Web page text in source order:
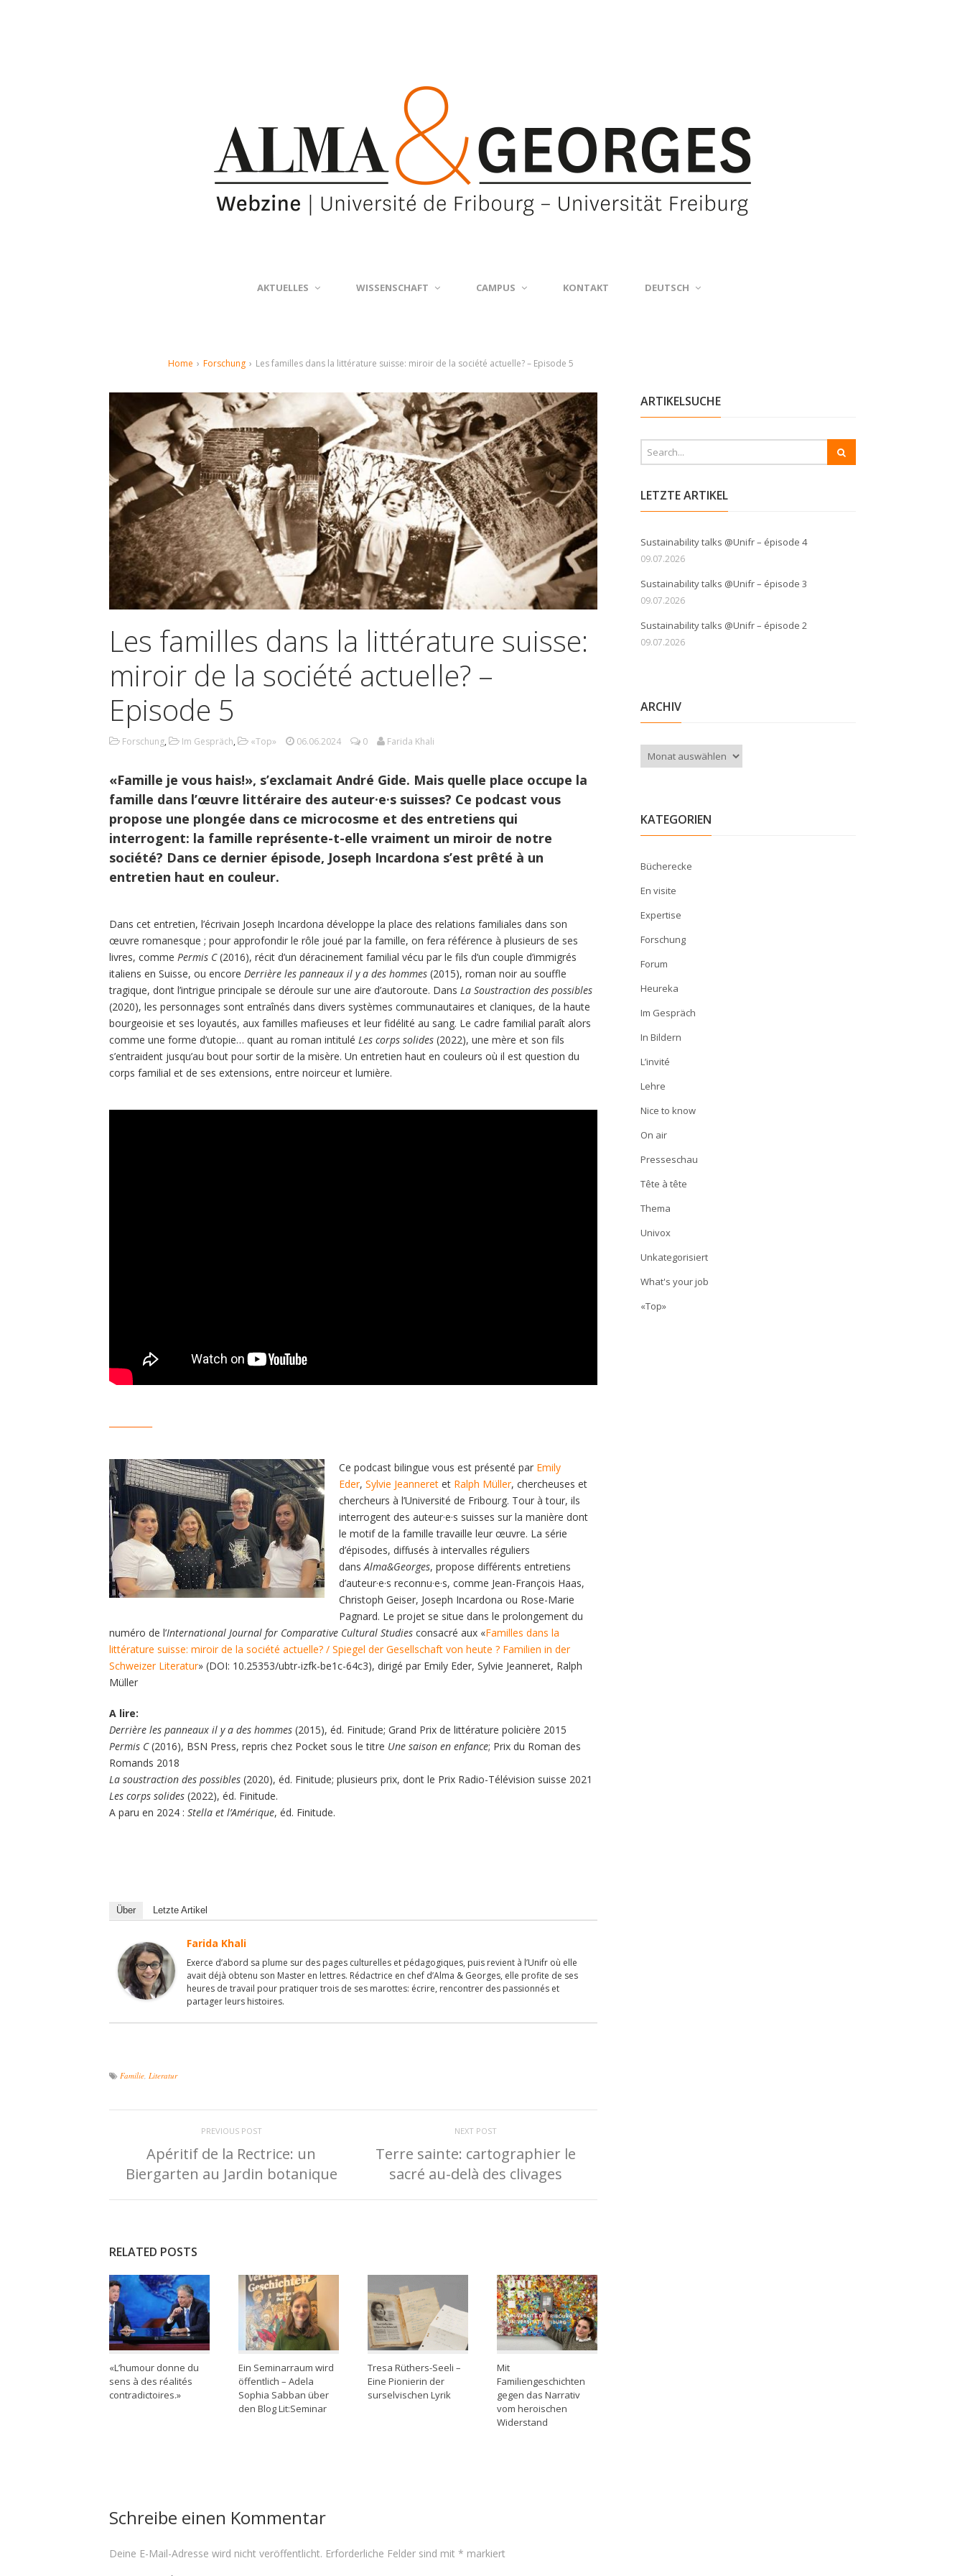
AKTUELLES WISSENSCHAFT CAMPUS KONTAKT DEUTSCH
Home › Forschung › Les familles dans la littérature suisse: miroir de la société actuelle? – Episode 5
Les familles dans la littérature suisse:
miroir de la société actuelle? –
Episode 5
Forschung, Im Gespräch, «Top» 06.06.2024 0 Farida Khali
«Famille je vous hais!», s’exclamait André Gide. Mais quelle place occupe la
famille dans l’œuvre littéraire des auteur·e·s suisses? Ce podcast vous
propose une plongée dans ce microcosme et des entretiens qui
interrogent: la famille représente-t-elle vraiment un miroir de notre
société? Dans ce dernier épisode, Joseph Incardona s’est prêté à un
entretien haut en couleur.
Dans cet entretien, l’écrivain Joseph Incardona développe la place des relations familiales dans son
œuvre romanesque ; pour approfondir le rôle joué par la famille, on fera référence à plusieurs de ses
livres, comme Permis C(2016), récit d’un déracinement familial vécu par le fils d’un couple d’immigrés
italiens en Suisse, ou encore Derrière les panneaux il y a des hommes (2015), roman noir au souffle
tragique, dont l’intrigue principale se déroule sur une aire d’autoroute. Dans La Soustraction des possibles
(2020), les personnages sont entraînés dans divers systèmes communautaires et claniques, de la haute
bourgeoisie et ses loyautés, aux familles mafieuses et leur fidélité au sang. Le cadre familial paraît alors
comme une forme d’utopie… quant au roman intitulé Les corps solides (2022), une mère et son fils
s’entraident jusqu’au bout pour sortir de la misère. Un entretien haut en couleurs où il est question du
corps familial et de ses extensions, entre noirceur et lumière.
Ce podcast bilingue vous est présenté par Emily
Eder, Sylvie Jeanneret et Ralph Müller, chercheuses et
chercheurs à l’Université de Fribourg. Tour à tour, ils
interrogent des auteur·e·s suisses sur la manière dont
le motif de la famille travaille leur œuvre. La série
d’épisodes, diffusés à intervalles réguliers
dans Alma&Georges, propose différents entretiens
d’auteur·e·s reconnu·e·s, comme Jean-François Haas,
Christoph Geiser, Joseph Incardona ou Rose-Marie
Pagnard. Le projet se situe dans le prolongement du
numéro de l’International Journal for Comparative Cultural Studies consacré aux «Familles dans la
littérature suisse: miroir de la société actuelle? / Spiegel der Gesellschaft von heute ? Familien in der
Schweizer Literatur» (DOI: 10.25353/ubtr-izfk-be1c-64c3), dirigé par Emily Eder, Sylvie Jeanneret, Ralph
Müller
A lire:
Derrière les panneaux il y a des hommes (2015), éd. Finitude; Grand Prix de littérature policière 2015
Permis C(2016), BSN Press, repris chez Pocket sous le titre Une saison en enfance; Prix du Roman des
Romands 2018
La soustraction des possibles (2020), éd. Finitude; plusieurs prix, dont le Prix Radio-Télévision suisse 2021
Les corps solides (2022), éd. Finitude.
A paru en 2024 : Stella et l’Amérique, éd. Finitude.
Über Letzte Artikel
Farida Khali
Exerce d’abord sa plume sur des pages culturelles et pédagogiques, puis revient à l’Unifr où elle
avait déjà obtenu son Master en lettres. Rédactrice en chef d’Alma & Georges, elle profite de ses
heures de travail pour pratiquer trois de ses marottes: écrire, rencontrer des passionnés et
partager leurs histoires.
Familie Literatur
PREVIOUS POST
Apéritif de la Rectrice: un
Biergarten au Jardin botanique
NEXT POST
Terre sainte: cartographier le
sacré au-delà des clivages
RELATED POSTS
«L’humour donne du
sens à des réalités
contradictoires.»
Ein Seminarraum wird
öffentlich – Adela
Sophia Sabban über
den Blog Lit:Seminar
Tresa Rüthers-Seeli –
Eine Pionierin der
surselvischen Lyrik
Mit
Familiengeschichten
gegen das Narrativ
vom heroischen
Widerstand
Schreibe einen Kommentar
Deine E-Mail-Adresse wird nicht veröffentlicht. Erforderliche Felder sind mit * markiert
ARTIKELSUCHE
LETZTE ARTIKEL
Sustainability talks @Unifr – épisode 4
09.07.2026
Sustainability talks @Unifr – épisode 3
09.07.2026
Sustainability talks @Unifr – épisode 2
09.07.2026
ARCHIV
Archiv
KATEGORIEN
Bücherecke
En visite
Expertise
Forschung
Forum
Heureka
Im Gespräch
In Bildern
L’invité
Lehre
Nice to know
On air
Presseschau
Tête à tête
Thema
Univox
Unkategorisiert
What's your job
«Top»